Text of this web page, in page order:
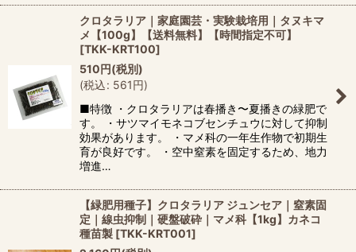
クロタラリア｜家庭園芸・実験栽培用｜タヌキマ
メ【100g】【送料無料】【時間指定不可】
[TKK-KRT100]
510円(税別)
(税込: 561円)
■特徴 ・クロタラリアは春播き〜夏播きの緑肥で
す。 ・サツマイモネコブセンチュウに対して抑制
効果があります。 ・マメ科の一年生作物で初期生
育が良好です。 ・空中窒素を固定するため、地力
増進…
【緑肥用種子】クロタラリア ジュンセア｜窒素固
定｜線虫抑制｜硬盤破砕｜マメ科【1kg】カネコ
種苗製 [TKK-KRT001]